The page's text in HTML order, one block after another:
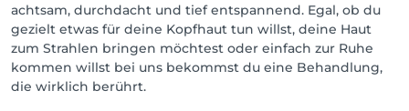
achtsam, durchdacht und tief entspannend. Egal, ob du
gezielt etwas für deine Kopfhaut tun willst, deine Haut
zum Strahlen bringen möchtest oder einfach zur Ruhe
kommen willst bei uns bekommst du eine Behandlung,
die wirklich berührt.